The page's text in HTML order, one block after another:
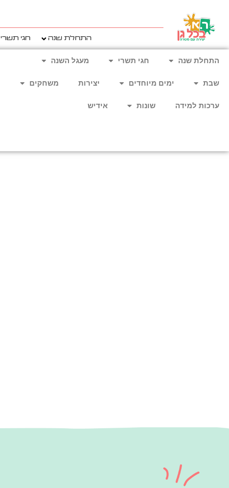
התחלת שנה חגי תשרי
התחלת שנה חגי תשרי מעגל השנה
שבת ימים מיוחדים יצירות משחקים
ערכות למידה שונות אידיש